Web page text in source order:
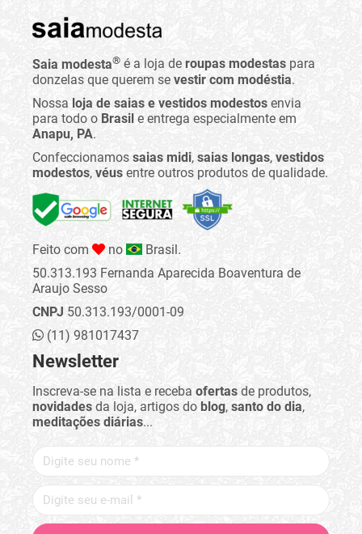
Saia modesta® é a loja de roupas modestas para
donzelas que querem se vestir com modéstia.
Nossa loja de saias e vestidos modestos envia
para todo o Brasil e entrega especialmente em
Anapu, PA.
Confeccionamos saias midi, saias longas, vestidos
modestos, véus entre outros produtos de qualidade.
Feito com no
Brasil.
50.313.193 Fernanda Aparecida Boaventura de
Araujo Sesso
CNPJ 50.313.193/0001-09
(11) 981017437
Newsletter
Inscreva-se na lista e receba ofertas de produtos,
novidades da loja, artigos do blog, santo do dia,
meditações diárias...